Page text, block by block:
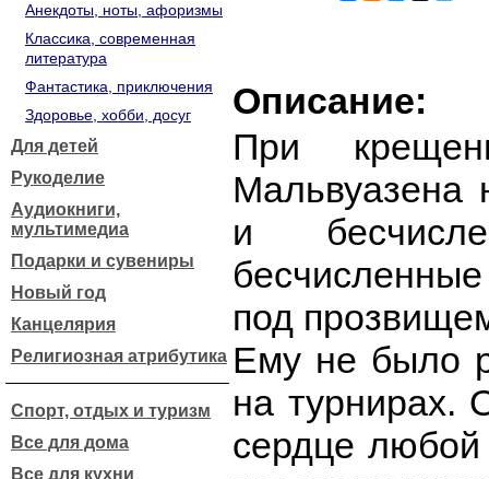
Анекдоты, ноты, афоризмы
Классика, современная
литература
Фантастика, приключения
Здоровье, хобби, досуг
Для детей
Рукоделие
Аудиокниги,
мультимедиа
Подарки и сувениры
Новый год
Канцелярия
Религиозная атрибутика
Спорт, отдых и туризм
Все для дома
Все для кухни
Описание:
При
Мальвуазена
и
под
Ему не было
на турнирах.
сердце